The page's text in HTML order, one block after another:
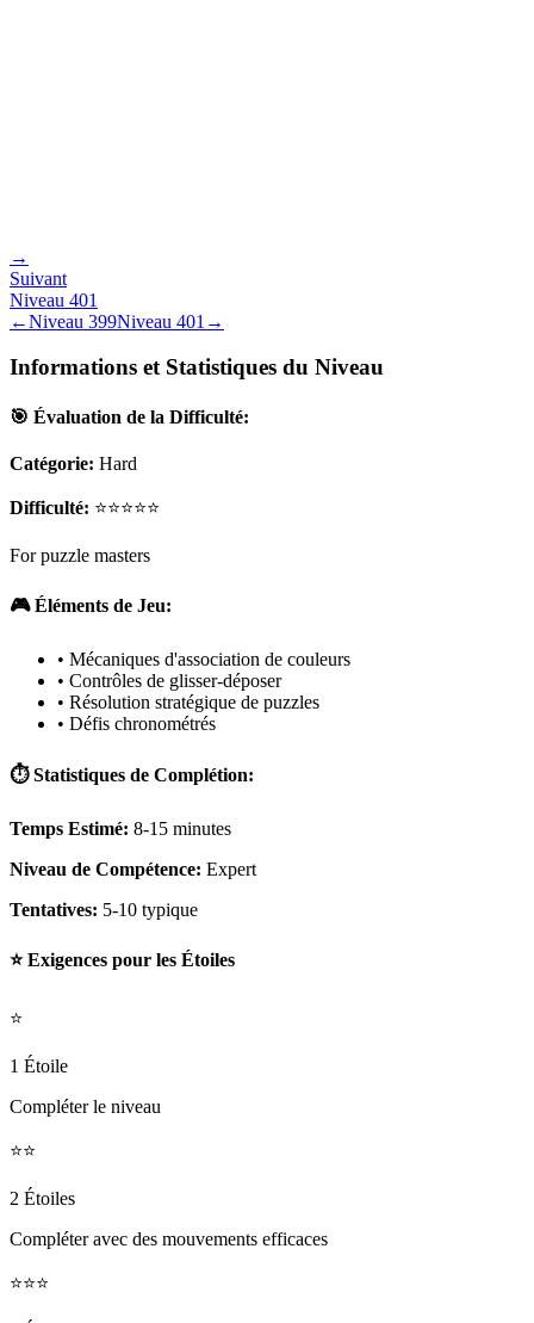
→
Suivant
Niveau 401
←Niveau 399Niveau 401 →
Informations et Statistiques du Niveau
🎯 Évaluation de la Difficulté:
Catégorie: Hard
Difficulté: ⭐⭐⭐⭐⭐
For puzzle masters
🎮 Éléments de Jeu:
• Mécaniques d'association de couleurs
• Contrôles de glisser-déposer
• Résolution stratégique de puzzles
• Défis chronométrés
⏱️ Statistiques de Complétion:
Temps Estimé: 8-15 minutes
Niveau de Compétence: Expert
Tentatives: 5-10 typique
⭐ Exigences pour les Étoiles
⭐
1 Étoile
Compléter le niveau
⭐⭐
2 Étoiles
Compléter avec des mouvements efficaces
⭐⭐⭐